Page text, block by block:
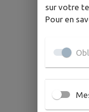
sur votre
Pour en